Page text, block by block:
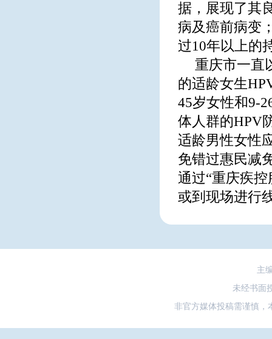
据，展现了其
病及癌前病变
过10年以上的
重庆市一直
的适龄女生
45岁女性和9-
体人群的HPV
适龄男性女性
免错过惠民减
通过“重庆疾
或到现场进行
主
未经书面
非官方媒体投稿需谨慎，